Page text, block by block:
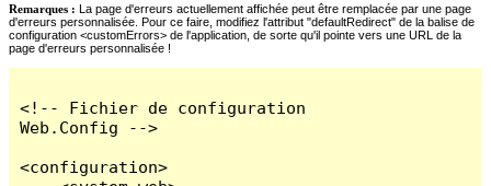
Remarques : La page d'erreurs actuellement affichée peut être remplacée par une page
d'erreurs personnalisée. Pour ce faire, modifiez l'attribut "defaultRedirect" de la balise de
configuration <customErrors> de l'application, de sorte qu'il pointe vers une URL de la
page d'erreurs personnalisée !
<!-- Fichier de configuration
Web.Config -->
<configuration>